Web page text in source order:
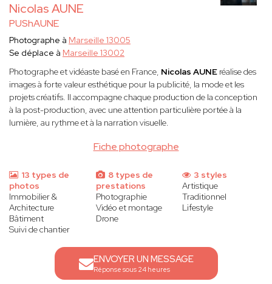
Nicolas AUNE
PUShAUNE
Fiche photographe
Photographe à Marseille 13005
Se déplace à Marseille 13002
Photographe et vidéaste basé en France, Nicolas AUNE réalise des
images à forte valeur esthétique pour la publicité, la mode et les
projets créatifs. Il accompagne chaque production de la conception
à la post-production, avec une attention particulière portée à la
lumière, au rythme et à la narration visuelle.
13 types de
photos
Immobilier &
Architecture
Bâtiment
Suivi de chantier
8 types de
prestations
Photographie
Vidéo et montage
Drone
3 styles
Artistique
Traditionnel
Lifestyle
ENVOYER UN MESSAGE
Réponse sous 24 heures